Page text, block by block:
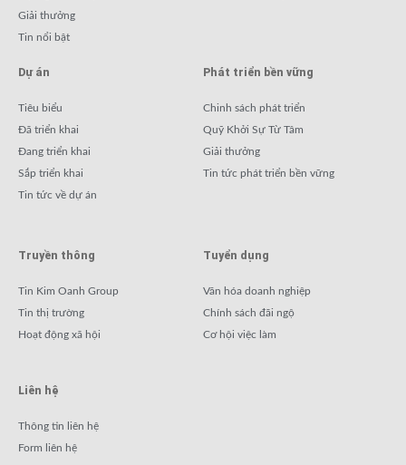
Giải thưởng
Tin nổi bật
Dự án
Tiêu biểu
Đã triển khai
Đang triển khai
Sắp triển khai
Tin tức về dự án
Phát triển bền vững
Chinh sách phát triển
Quỹ Khởi Sự Từ Tâm
Giải thưởng
Tin tức phát triển bền vững
Truyền thông
Tin Kim Oanh Group
Tin thị trường
Hoạt động xã hội
Tuyển dụng
Văn hóa doanh nghiệp
Chính sách đãi ngộ
Cơ hội việc làm
Liên hệ
Thông tin liên hệ
Form liên hệ